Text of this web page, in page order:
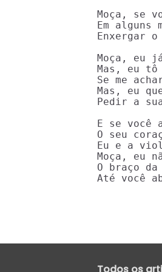
Moça, se
Em alguns
Enxergar
Moça, eu
Mas, eu tô
Se me
Mas, eu
Pedir a
E se você
O seu
Eu e a
Moça, eu
O braço
Até você